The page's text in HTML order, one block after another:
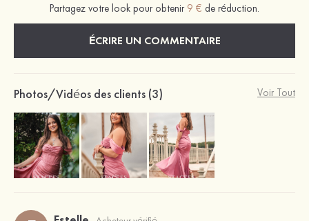
Partagez votre look pour obtenir 9 € de réduction.
ÉCRIRE UN COMMENTAIRE
Photos/Vidéos des clients (3) Voir Tout